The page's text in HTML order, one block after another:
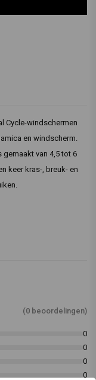
Cycle-windschermen
en windscherm.
van 4,5 tot 6
keer kras-, breuk- en
(0 beoordelingen)
0
0
0
0